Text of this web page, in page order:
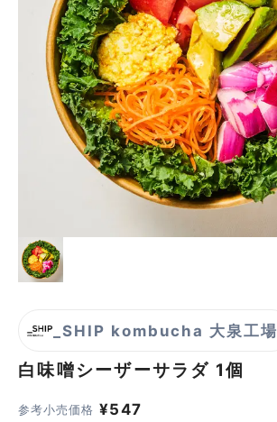
_SHIP kombucha 大泉工場
白味噌シーザーサラダ 1個
参考小売価格 ¥547